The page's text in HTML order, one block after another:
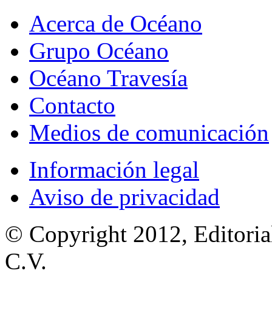
Acerca de Océano
Grupo Océano
Océano Travesía
Contacto
Medios de comunicación
Información legal
Aviso de privacidad
© Copyright 2012,
C.V.